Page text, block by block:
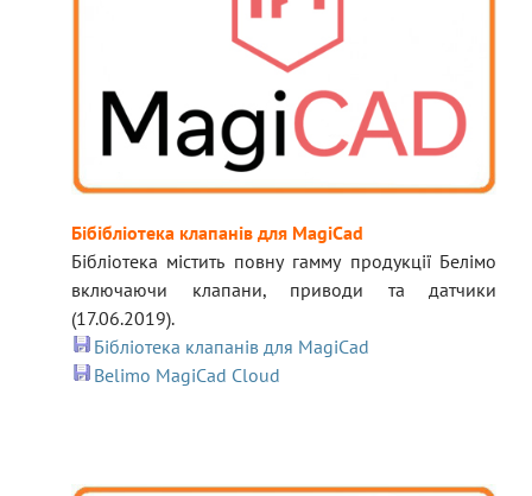
Бібібліотека клапанів для MagiCad
Бібліотека містить повну гамму продукції Белімо
включаючи клапани, приводи та датчики
(17.06.2019).
Бібліотека клапанів для MagiCad
Belimo MagiCad Cloud